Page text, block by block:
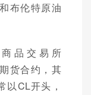
布伦特原油
品交易所
货合约，其
以CL开头，